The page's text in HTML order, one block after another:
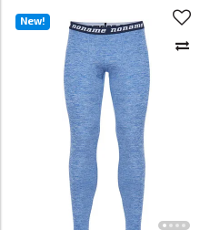
New!